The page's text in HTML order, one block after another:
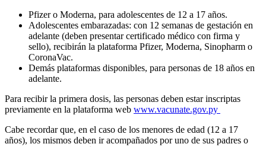
Pfizer o Moderna, para adolescentes de 12 a 17 años.
Adolescentes embarazadas: con 12 semanas de gestación en
adelante (deben presentar certificado médico con firma y
sello), recibirán la plataforma Pfizer, Moderna, Sinopharm o
CoronaVac.
Demás plataformas disponibles, para personas de 18 años en
adelante.
Para recibir la primera dosis, las personas deben estar inscriptas
previamente en la plataforma web www.vacunate.gov.py
Cabe recordar que, en el caso de los menores de edad (12 a 17
años), los mismos deben ir acompañados por uno de sus padres o